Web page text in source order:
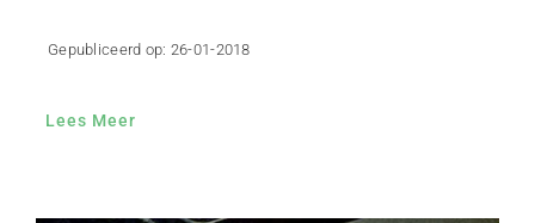
Gepubliceerd op: 26-01-2018
Lees Meer